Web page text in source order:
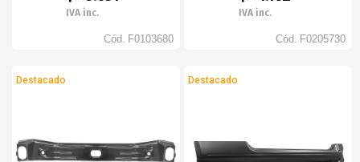
IVA inc.
Cód. F0103680
IVA inc.
Cód. F0205730
Destacado Destacado